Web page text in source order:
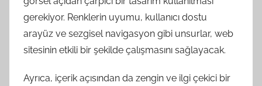
gerekiyor. Renklerin uyumu, kullanıcı dostu
arayüz ve sezgisel navigasyon gibi unsurlar, web
sitesinin etkili bir şekilde çalışmasını sağlayacak.
Ayrıca, içerik açısından da zengin ve ilgi çekici bir